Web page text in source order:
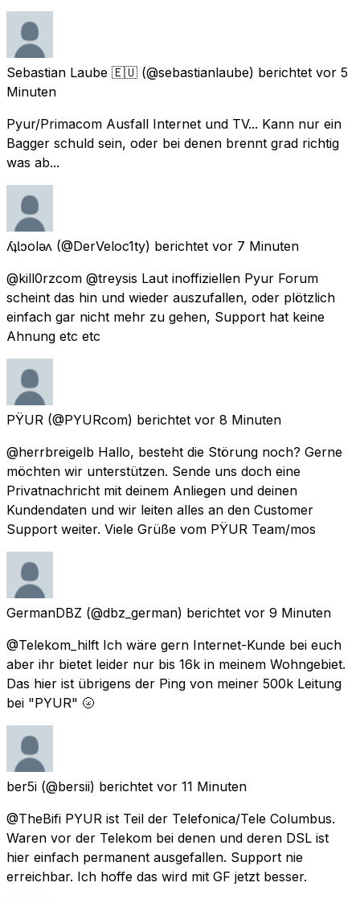
Sebastian Laube 🇪🇺 (@sebastianlaube) berichtet vor 5
Minuten
Pyur/Primacom Ausfall Internet und TV... Kann nur ein
Bagger schuld sein, oder bei denen brennt grad richtig
was ab...
ʎʇƖɔolǝʌ (@DerVeloc1ty) berichtet vor 7 Minuten
@kill0rzcom @treysis Laut inoffiziellen Pyur Forum
scheint das hin und wieder auszufallen, oder plötzlich
einfach gar nicht mehr zu gehen, Support hat keine
Ahnung etc etc
PŸUR (@PYURcom) berichtet vor 8 Minuten
@herrbreigelb Hallo, besteht die Störung noch? Gerne
möchten wir unterstützen. Sende uns doch eine
Privatnachricht mit deinem Anliegen und deinen
Kundendaten und wir leiten alles an den Customer
Support weiter. Viele Grüße vom PŸUR Team/mos
GermanDBZ (@dbz_german) berichtet vor 9 Minuten
@Telekom_hilft Ich wäre gern Internet-Kunde bei euch
aber ihr bietet leider nur bis 16k in meinem Wohngebiet.
Das hier ist übrigens der Ping von meiner 500k Leitung
bei "PYUR" 🌝
ber5i (@bersii) berichtet vor 11 Minuten
@TheBifi PYUR ist Teil der Telefonica/Tele Columbus.
Waren vor der Telekom bei denen und deren DSL ist
hier einfach permanent ausgefallen. Support nie
erreichbar. Ich hoffe das wird mit GF jetzt besser.